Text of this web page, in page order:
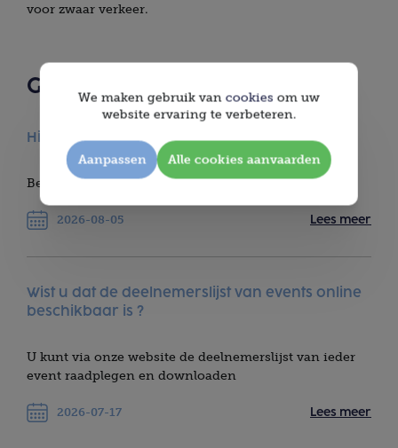
voor zwaar verkeer.
Gerelateerde berichten
Hinderkalender Augustus 2026
Bekijk hier de hinderkalender van augustus 2026
2026-08-05 Lees meer
Wist u dat de deelnemerslijst van events online
beschikbaar is ?
U kunt via onze website de deelnemerslijst van ieder
event raadplegen en downloaden
2026-07-17 Lees meer
We maken gebruik van cookies om uw
website ervaring te verbeteren.
Aanpassen Alle cookies aanvaarden